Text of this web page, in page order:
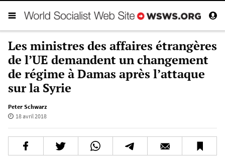
Les ministres des affaires étrangères
de l’UE demandent un changement
de régime à Damas après l’attaque
sur la Syrie
Peter Schwarz
18 avril 2018